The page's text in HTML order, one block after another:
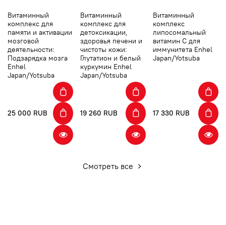
Витаминный
комплекс для
памяти и активации
мозговой
деятельности:
Подзарядка мозга
Enhel
Japan/Yotsuba
25 000 RUB
Витаминный
комплекс для
детоксикации,
здоровья печени и
чистоты кожи:
Глутатион и белый
куркумин Enhel
Japan/Yotsuba
19 260 RUB
Витаминный
комплекс
липосомальный
витамин С для
иммунитета Enhel
Japan/Yotsuba
17 330 RUB
Смотреть все